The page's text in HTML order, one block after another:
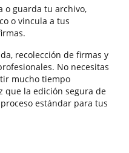
o guarda tu archivo,
o vincula a tus
recolección de firmas y
No necesitas
mucho tiempo
que la edición segura de
estándar para tus